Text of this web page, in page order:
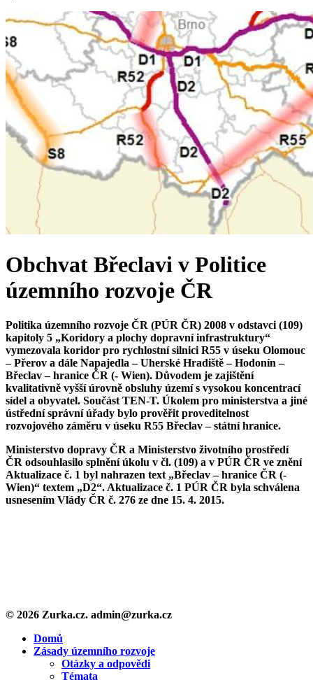
Obchvat Břeclavi v Politice
územního rozvoje ČR
Politika územního rozvoje ČR (PÚR ČR) 2008 v odstavci (109)
kapitoly 5 „Koridory a plochy dopravní infrastruktury“
vymezovala koridor pro rychlostní silnici R55 v úseku Olomouc
– Přerov a dále Napajedla – Uherské Hradiště – Hodonín –
Břeclav – hranice ČR (- Wien). Důvodem je zajištění
kvalitativně vyšší úrovně obsluhy území s vysokou koncentrací
sídel a obyvatel. Součást TEN-T. Úkolem pro ministerstva a jiné
ústřední správní úřady bylo prověřit proveditelnost
rozvojového záměru v úseku R55 Břeclav – státní hranice.
Ministerstvo dopravy ČR a Ministerstvo životního prostředí
ČR odsouhlasilo splnění úkolu v čl. (109) a v PÚR ČR ve znění
Aktualizace č. 1 byl nahrazen text „Břeclav – hranice ČR (-
Wien)“ textem „D2“. Aktualizace č. 1 PÚR ČR byla schválena
usnesením Vlády ČR č. 276 ze dne 15. 4. 2015.
© 2026 Zurka.cz. admin@zurka.cz
Close
Menu
Domů
Zásady územního rozvoje
Otázky a odpovědi
Témata